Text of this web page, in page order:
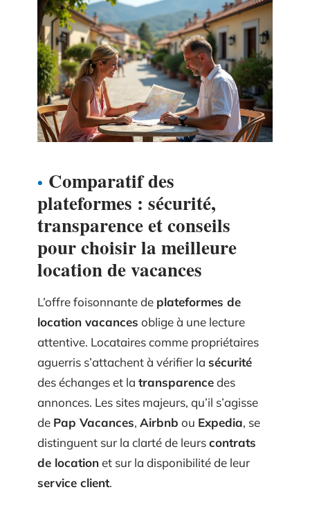
Comparatif des
plateformes : sécurité,
transparence et conseils
pour choisir la meilleure
location de vacances
L’offre foisonnante de plateformes de
location vacances oblige à une lecture
attentive. Locataires comme propriétaires
aguerris s’attachent à vérifier la sécurité
des échanges et la transparencedes
annonces. Les sites majeurs, qu’il s’agisse
de Pap Vacances, Airbnb ou Expedia, se
distinguent sur la clarté de leurscontrats
de locationet sur la disponibilité de leur
service client.